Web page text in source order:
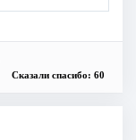
Сказали спасибо: 60